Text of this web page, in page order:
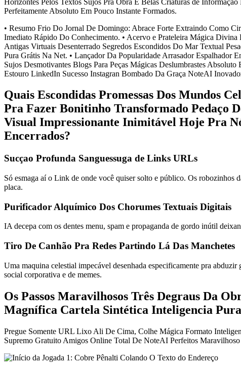
Perfeitamente Absoluto Em Pouco Instante Formados.
• Resumo Frio Do Jornal De Domingo: Abrace Forte Extraindo Como
Imediato Rápido Do Conhecimento. • Acervo e Prateleira Mágica Divina
Antigas Virtuais Desenterrado Segredos Escondidos Do Mar Textual
Pura Grátis Na Net. • Lançador Da Popularidade Arrasador Espalhador
Sujos Desmotivantes Blogs Para Peças Mágicas Deslumbrastes
Estouro LinkedIn Sucesso Instagran Bombado Da Graça NoteAI
Quais Escondidas Promessas Dos Mundos
Pra Fazer Bonitinho Transformado Pedaço
Visual Impressionante Inimitável Hoje Pra
Encerrados?
Sucçao Profunda Sanguessuga de Links URLs
Só esmaga aí o Link de onde você quiser solto e público. Os robozinhos
placa.
Purificador Alquímico Dos Chorumes Textuais Digitais
IA decepa com os dentes menu, spam e propaganda de gordo inútil
Tiro De Canhão Pra Redes Partindo Lá Das Manchetes
Uma maquina celestial impecável desenhada especificamente pra
social corporativa e de memes.
Os Passos Maravilhosos Três Degraus Da
Magnífica Cartela Sintética Inteligencia
Pregue Somente URL Lixo Ali De Cima, Colhe Mágica Formato
Supremo Gratuito Amigos Online Total De NoteAI Perfeitos